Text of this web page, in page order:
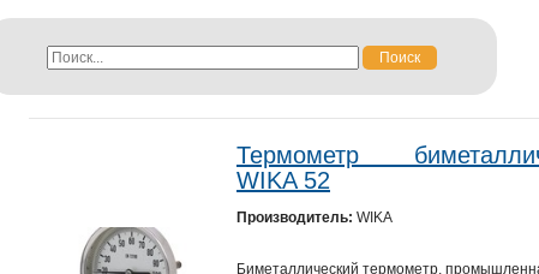
Поиск
Термометр
WIKA 52
Производитель: WIKA
Биметаллический термометр,